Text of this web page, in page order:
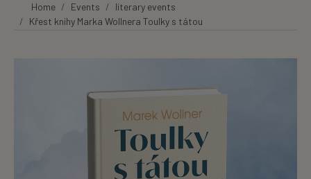
Home Events
literary events
Křest knihy Marka Wollnera Toulky s tátou